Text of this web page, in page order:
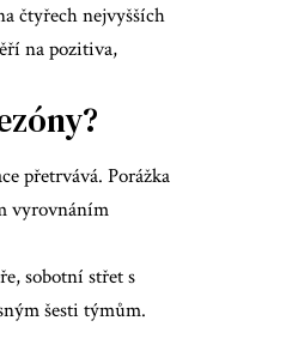
čtyřech nejvyšších
na pozitiva,
přetrvává. Porážka
vyrovnáním
sobotní střet s
šesti týmům.